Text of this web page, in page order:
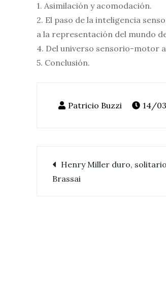
1. Asimilación y acomodación.
2. El paso de la inteligencia
a la representación del mundo
4. Del universo sensorio-motor
5. Conclusión.
14/
Navegación
Henry Miller duro,
Brassai